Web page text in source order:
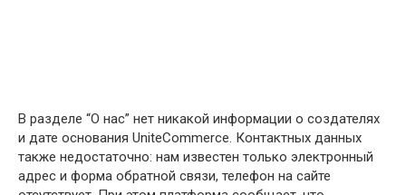
В разделе “О нас” нет никакой информации о создателях
и дате основания UniteCommerce. Контактных данных
также недостаточно: нам известен только электронный
адрес и форма обратной связи, телефон на сайте